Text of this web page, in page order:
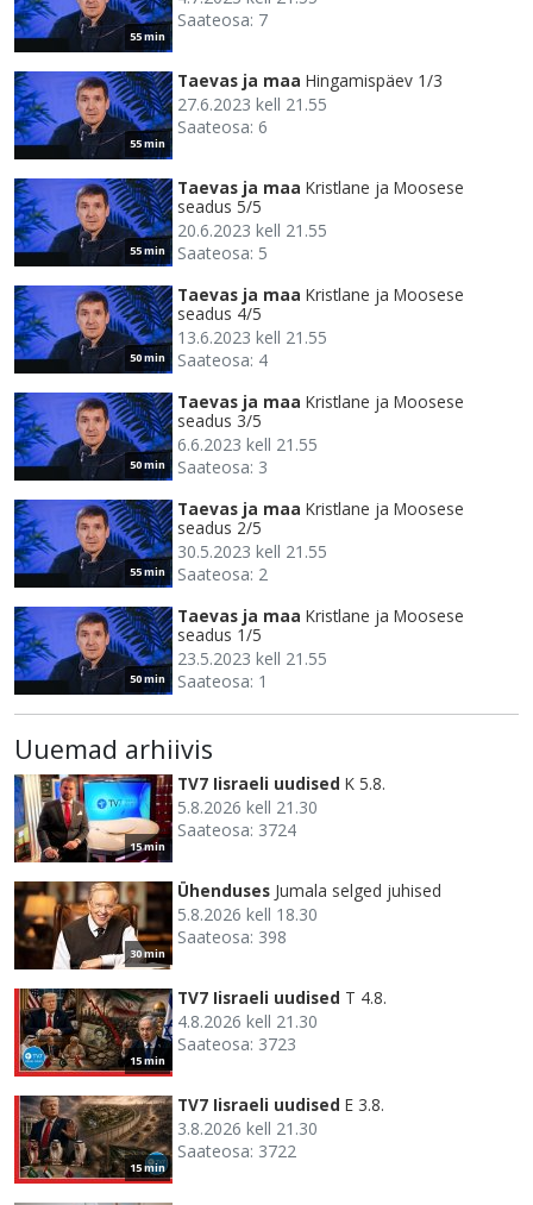
55 min
Saateosa: 7
55 min
Taevas ja maa Hingamispäev 1/3
27.6.2023 kell 21.55
Saateosa: 6
55 min
Taevas ja maa Kristlane ja Moosese
seadus 5/5
20.6.2023 kell 21.55
Saateosa: 5
50 min
Taevas ja maa Kristlane ja Moosese
seadus 4/5
13.6.2023 kell 21.55
Saateosa: 4
50 min
Taevas ja maa Kristlane ja Moosese
seadus 3/5
6.6.2023 kell 21.55
Saateosa: 3
55 min
Taevas ja maa Kristlane ja Moosese
seadus 2/5
30.5.2023 kell 21.55
Saateosa: 2
50 min
Taevas ja maa Kristlane ja Moosese
seadus 1/5
23.5.2023 kell 21.55
Saateosa: 1
Uuemad arhiivis
15 min
TV7 Iisraeli uudised K 5.8.
5.8.2026 kell 21.30
Saateosa: 3724
30 min
Ühenduses Jumala selged juhised
5.8.2026 kell 18.30
Saateosa: 398
15 min
TV7 Iisraeli uudised T 4.8.
4.8.2026 kell 21.30
Saateosa: 3723
15 min
TV7 Iisraeli uudised E 3.8.
3.8.2026 kell 21.30
Saateosa: 3722